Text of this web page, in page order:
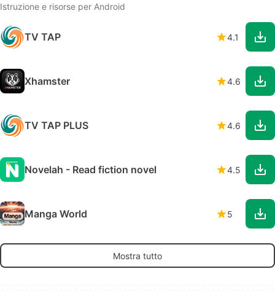
Istruzione e risorse per Android
TV TAP 4.1
Xhamster 4.6
TV TAP PLUS 4.6
Novelah - Read fiction novel 4.5
Manga World 5
Mostra tutto